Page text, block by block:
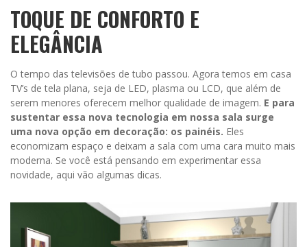
TOQUE DE CONFORTO E
ELEGÂNCIA
O tempo das televisões de tubo passou. Agora temos em casa
TV’s de tela plana, seja de LED, plasma ou LCD, que além de
serem menores oferecem melhor qualidade de imagem. E para
sustentar essa nova tecnologia em nossa sala surge
uma nova opção em decoração: os painéis. Eles
economizam espaço e deixam a sala com uma cara muito mais
moderna. Se você está pensando em experimentar essa
novidade, aqui vão algumas dicas.